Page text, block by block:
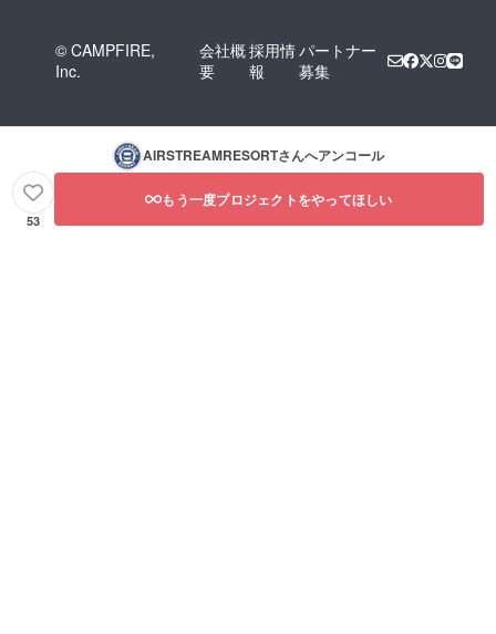
© CAMPFIRE,
Inc.
会社概
要
採用情
報
パートナー
募集
AIRSTREAMRESORTさんへアンコール
53
もう一度プロジェクトをやってほしい